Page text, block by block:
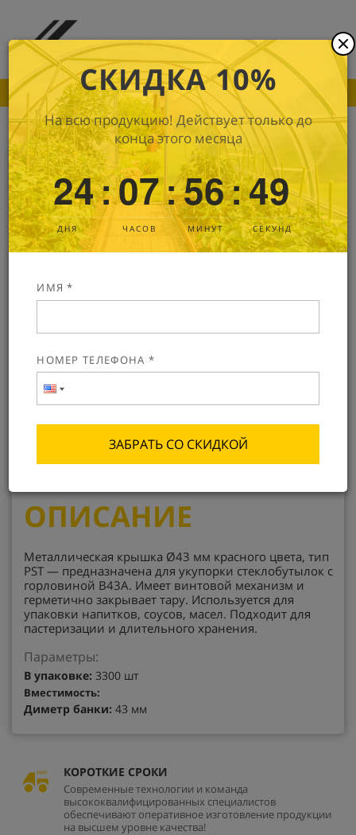
ПОКА ДРУГИЕ ПРОИЗВОДИТЕЛИ
Крышка 43 красная PST
В наличии Артикул: 0049
Крышка Ø43 мм красная, тип PST, винтовая.
Оформить заказ
ОПТОВЫЕ
СКИДКИ
ГАРАНТИЯ
КАЧЕСТВА
ОПИСАНИЕ
Металлическая крышка Ø43 мм красного цвета, тип
PST — предназначена для укупорки стеклобутылок с
горловиной В43А. Имеет винтовой механизм и
герметично закрывает тару. Используется для
упаковки напитков, соусов, масел. Подходит для
пастеризации и длительного хранения.
Параметры:
В упаковке: 3300 шт
Вместимость:
Диметр банки: 43 мм
КОРОТКИЕ СРОКИ
Современные технологии и команда
высококвалифицированных специалистов
обеспечивают оперативное изготовление продукции
на высшем уровне качества!
СКИДКА 10%
На всю продукцию! Действует только до
конца этого месяца
24:
ДНЯ
07:
ЧАСОВ
56:
МИНУТ
49
СЕКУНД
ИМЯ *
НОМЕР ТЕЛЕФОНА *
ЗАБРАТЬ СО СКИДКОЙ